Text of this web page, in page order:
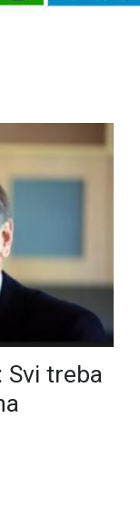
Svi treba